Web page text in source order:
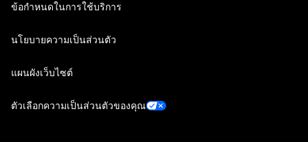
ข้อกำหนดในการใช้บริการ
นโยบายความเป็นส่วนตัว
แผนผังเว็บไซต์
ตัวเลือกความเป็นส่วนตัวของคุณ